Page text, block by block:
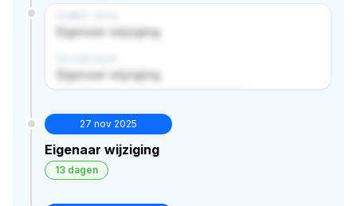
Eigenaar wijziging
Eigenaar wijziging
27 nov 2025
Eigenaar wijziging
13 dagen